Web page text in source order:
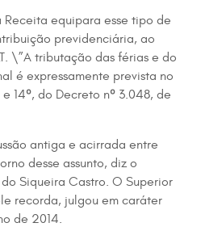
Receita equipara esse tipo de
previdenciária, ao
\”A tributação das férias e do
é expressamente prevista no
14º, do Decreto nº 3.048, de
antiga e acirrada entre
desse assunto, diz o
Siqueira Castro. O Superior
recorda, julgou em caráter
de 2014.